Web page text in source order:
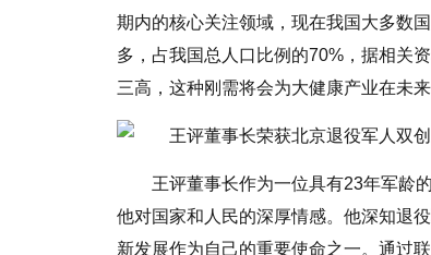
期内的核心关注领域，现在我国大多数
多，占我国总人口比例的70%，据相关
三高，这种刚需将会为大健康产业在未
王评董事长作为一位具有23年军龄
他对国家和人民的深厚情感。他深知退
新发展作为自己的重要使命之一。通过